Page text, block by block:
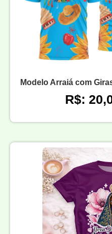
Modelo Arraiá com
R$: